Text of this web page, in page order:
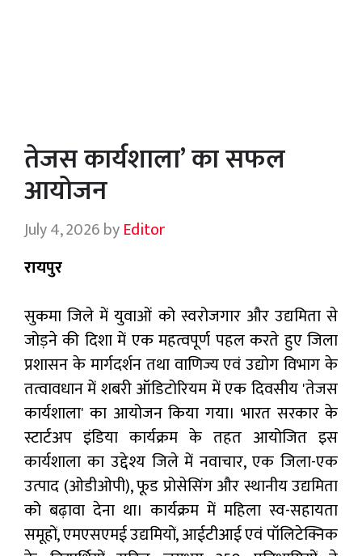
तेजस कार्यशाला’ का सफल
आयोजन
July 4, 2026byEditor
रायपुर
सुकमा जिले में युवाओं को स्वरोजगार और उद्यमिता से
जोड़ने की दिशा में एक महत्वपूर्ण पहल करते हुए जिला
प्रशासन के मार्गदर्शन तथा वाणिज्य एवं उद्योग विभाग के
तत्वावधान में शबरी ऑडिटोरियम में एक दिवसीय 'तेजस
कार्यशाला' का आयोजन किया गया। भारत सरकार के
स्टार्टअप इंडिया कार्यक्रम के तहत आयोजित इस
कार्यशाला का उद्देश्य जिले में नवाचार, एक जिला-एक
उत्पाद (ओडीओपी), फूड प्रोसेसिंग और स्थानीय उद्यमिता
को बढ़ावा देना था। कार्यक्रम में महिला स्व-सहायता
समूहों, एमएसएमई उद्यमियों, आईटीआई एवं पॉलिटेक्निक